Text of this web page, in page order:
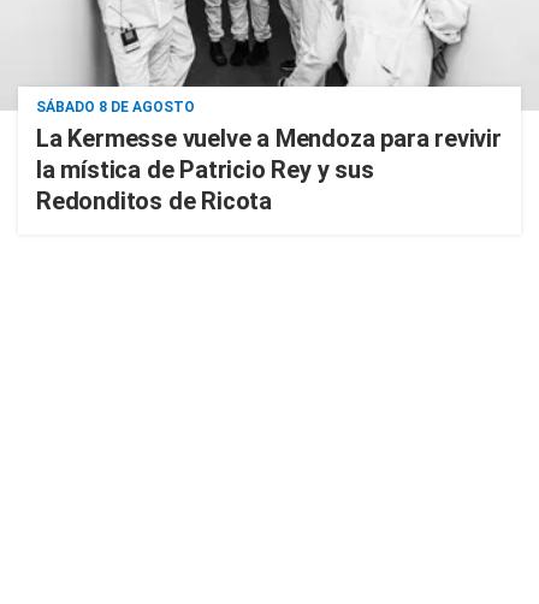
SÁBADO 8 DE AGOSTO
La Kermesse vuelve a Mendoza para revivir
la mística de Patricio Rey y sus
Redonditos de Ricota